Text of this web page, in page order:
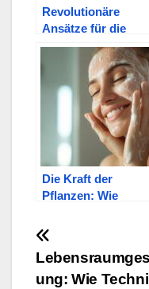
Revolutionäre
Ansätze für die
dezentrale
Energieerzeugung?
Die Kraft der
Pflanzen: Wie
Inhaltsstoffe unsere
Hautpflege
bereichern
ung: Wie